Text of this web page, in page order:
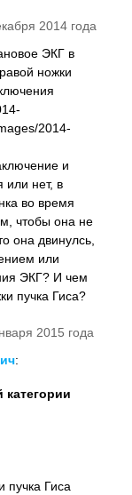
2014 года
ЭКГ в
ножки
2014-
и
или нет, в
во время
чтобы она не
она двинулсь,
или
ЭКГ? И чем
пучка Гиса?
2015 года
:
пучка Гиса